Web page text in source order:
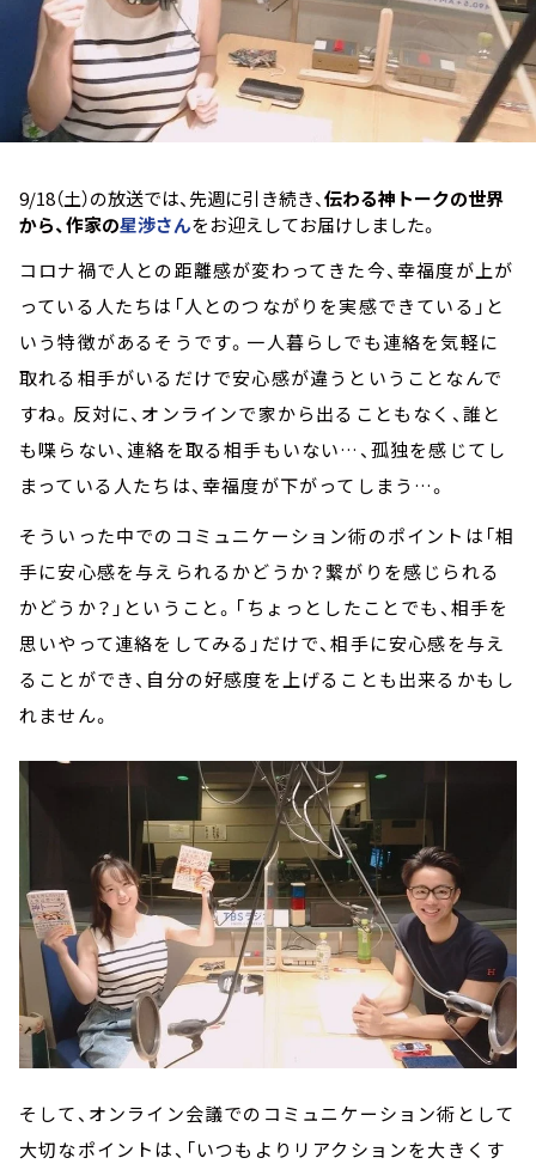
9/18（土）の放送では、先週に引き続き、伝わる神トークの世界
から、作家の星渉さんをお迎えしてお届けしました。
コロナ禍で人との距離感が変わってきた今、幸福度が上が
っている人たちは「人とのつながりを実感できている」と
いう特徴があるそうです。一人暮らしでも連絡を気軽に
取れる相手がいるだけで安心感が違うということなんで
すね。反対に、オンラインで家から出ることもなく、誰と
も喋らない、連絡を取る相手もいない…、孤独を感じてし
まっている人たちは、幸福度が下がってしまう…。
そういった中でのコミュニケーション術のポイントは「相
手に安心感を与えられるかどうか？繋がりを感じられる
かどうか？」ということ。「ちょっとしたことでも、相手を
思いやって連絡をしてみる」だけで、相手に安心感を与え
ることができ、自分の好感度を上げることも出来るかもし
れません。
そして、オンライン会議でのコミュニケーション術として
大切なポイントは、「いつもよりリアクションを大きくす